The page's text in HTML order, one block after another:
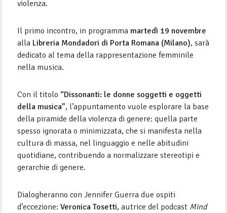
violenza.
Il primo incontro, in programma martedì 19 novembre
alla Libreria Mondadori di Porta Romana (Milano), sarà
dedicato al tema della rappresentazione femminile
nella musica.
Con il titolo “Dissonanti: le donne soggetti e oggetti
della musica”, l’appuntamento vuole esplorare la base
della piramide della violenza di genere: quella parte
spesso ignorata o minimizzata, che si manifesta nella
cultura di massa, nel linguaggio e nelle abitudini
quotidiane, contribuendo a normalizzare stereotipi e
gerarchie di genere.
Dialogheranno con Jennifer Guerra due ospiti
d’eccezione:Veronica Tosetti, autrice del podcast Mind